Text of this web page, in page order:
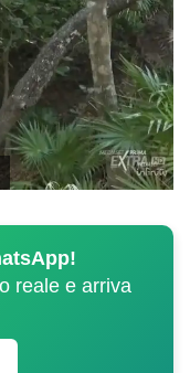
reale e arriva